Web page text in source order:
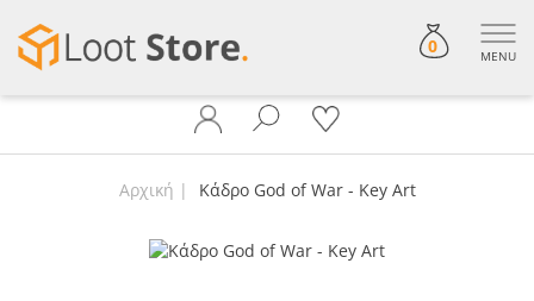
0 MENU
Αρχική Κάδρο God of War - Key Art